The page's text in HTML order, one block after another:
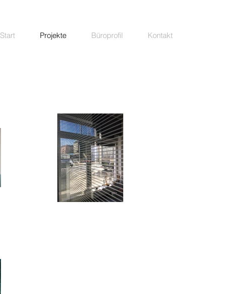
Start Projekte Büroprofil Kontakt